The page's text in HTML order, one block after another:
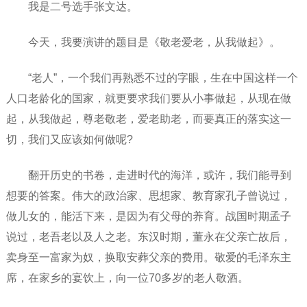
我是二号选手张文达。
今天，我要演讲的题目是《敬老爱老，从我做起》。
“老人”，一个我们再熟悉不过的字眼，生在中国这样一个
人口老龄化的国家，就更要求我们要从小事做起，从现在做
起，从我做起，尊老敬老，爱老助老，而要真正的落实这一
切，我们又应该如何做呢?
翻开历史的书卷，走进时代的海洋，或许，我们能寻到
想要的答案。伟大的政治家、思想家、教育家孔子曾说过，
做儿女的，能活下来，是因为有父母的养育。战国时期孟子
说过，老吾老以及人之老。东汉时期，董永在父亲亡故后，
卖身至一富家为奴，换取安葬父亲的费用。敬爱的毛泽东主
席，在家乡的宴饮上，向一位70多岁的老人敬酒。